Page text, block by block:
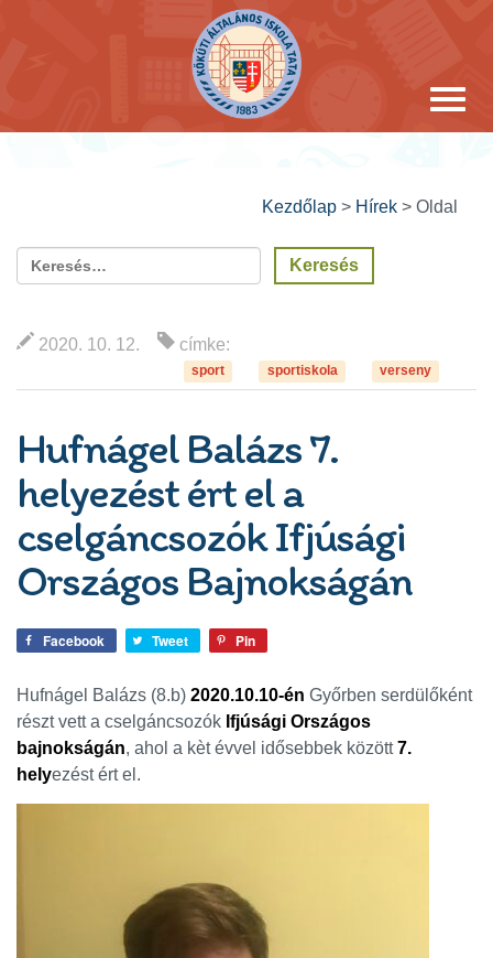
Kezdőlap > Hírek > Oldal
2020. 10. 12. címke:
sport sportiskola verseny
Hufnágel Balázs 7.
helyezést ért el a
cselgáncsozók Ifjúsági
Országos Bajnokságán
Facebook Tweet Pin
Hufnágel Balázs (8.b) 2020.10.10-én Győrben serdülőként
részt vett a cselgáncsozók Ifjúsági Országos
bajnokságán, ahol a kèt évvel idősebbek között7.
helyezést ért el.